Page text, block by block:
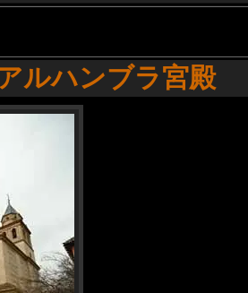
ルハンブラ宮殿